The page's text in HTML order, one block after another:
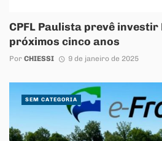
CPFL Paulista prevê investir
próximos cinco anos
Por CHIESSI 9 de janeiro de 2025
SEM CATEGORIA